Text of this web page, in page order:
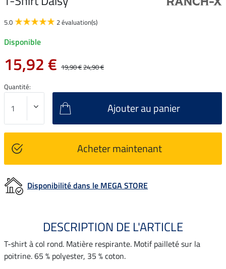
5.0 2 évaluation(s)
Disponible
15,92 € 19,90 €24,90 €
Quantité:
Ajouter au panier
Acheter maintenant
Disponibilité dans le MEGA STORE
DESCRIPTION DE L'ARTICLE
T-shirt à col rond. Matière respirante. Motif pailleté sur la
poitrine. 65 % polyester, 35 % coton.